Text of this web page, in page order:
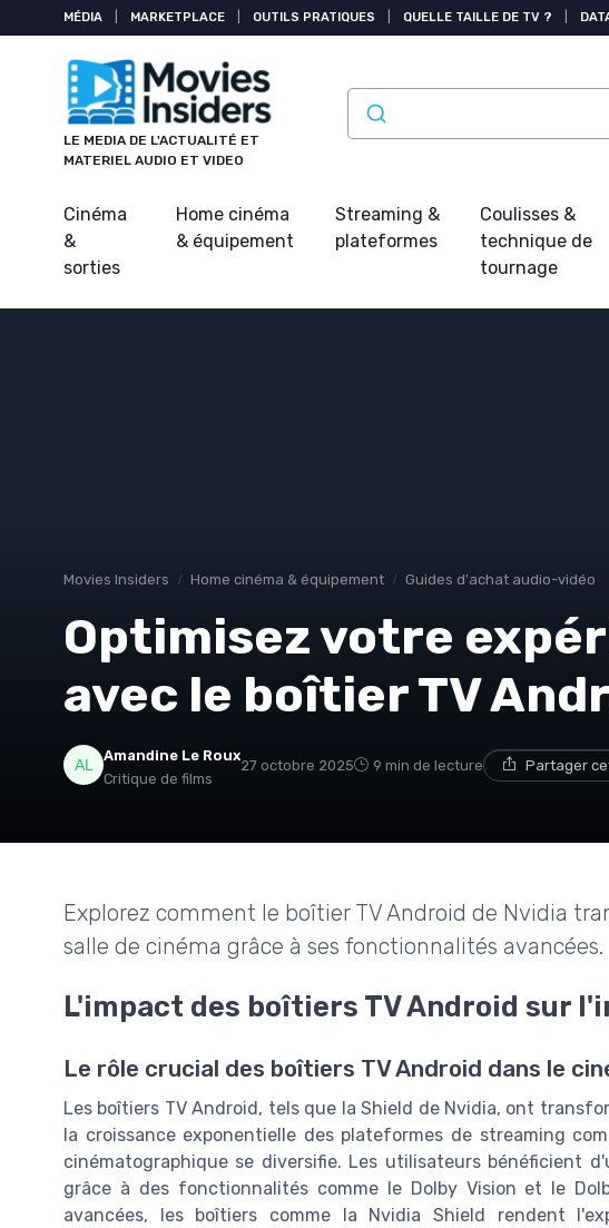
MÉDIA MARKETPLACE OUTILS PRATIQUES QUELLE TAILLE DE TV ?
LE MEDIA DE L'ACTUALITÉ ET
MATERIEL AUDIO ET VIDEO
Cinéma
&
sorties
Home cinéma
& équipement
Streaming &
plateformes
Coulisses &
technique de
tournage
Movies Insiders Home cinéma & équipement Guides d'achat audio-vidéo
Optimisez votre
avec le boîtier TV
Amandine Le Roux
Critique de films
27 octobre 2025 9 min de lecture Partager
Explorez comment le boîtier TV Android de Nvidia
salle de cinéma grâce à ses fonctionnalités avancées.
L'impact des boîtiers TV Android sur
Le rôle crucial des boîtiers TV Android dans le
Les boîtiers TV Android, tels que la Shield de Nvidia, ont
la croissance exponentielle des plateformes de streaming
cinématographique se diversifie. Les utilisateurs bénéficient
grâce à des fonctionnalités comme le Dolby Vision et le
avancées, les boîtiers comme la Nvidia Shield rendent
Panneau de gestion des cookies